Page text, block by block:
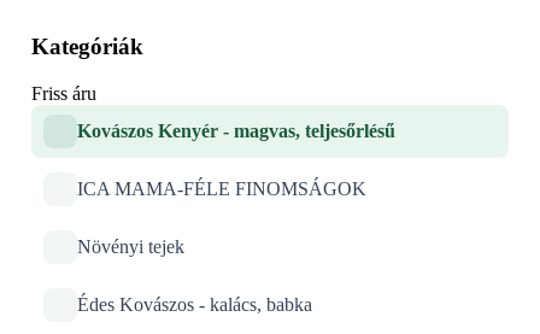
Kategóriák
Friss áru
Kovászos Kenyér - magvas, teljesőrlésű
ICA MAMA-FÉLE FINOMSÁGOK
Növényi tejek
Édes Kovászos - kalács, babka